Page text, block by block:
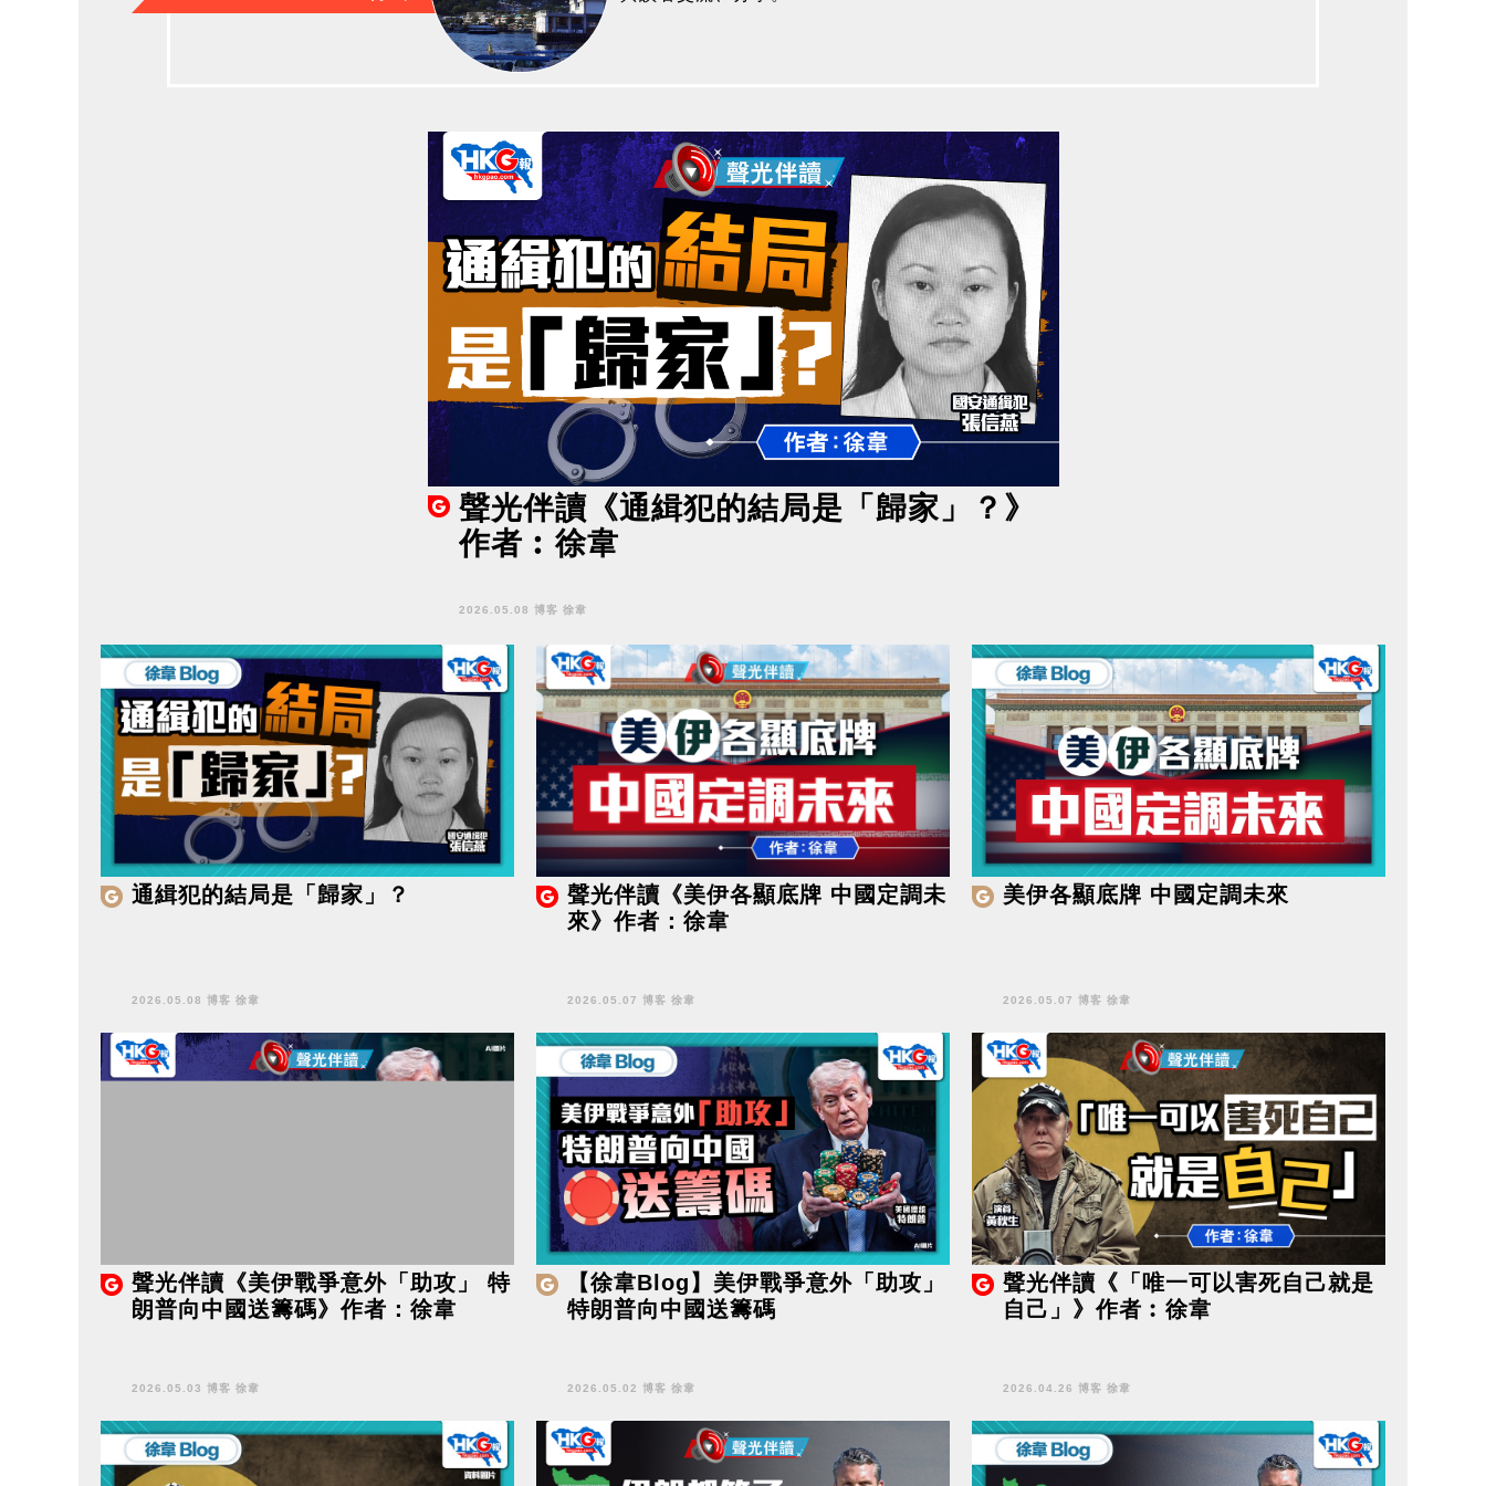
聲光伴讀《通緝犯的結局是「歸家」？》
作者︰徐韋
2026.05.08 博客 徐韋
通緝犯的結局是「歸家」？
2026.05.08 博客 徐韋
聲光伴讀《美伊各顯底牌 中國定調未
來》作者：徐韋
2026.05.07 博客 徐韋
美伊各顯底牌 中國定調未來
2026.05.07 博客 徐韋
聲光伴讀《美伊戰爭意外「助攻」 特
朗普向中國送籌碼》作者：徐韋
2026.05.03 博客 徐韋
【徐韋Blog】美伊戰爭意外「助攻」
特朗普向中國送籌碼
2026.05.02 博客 徐韋
聲光伴讀《「唯一可以害死自己就是
自己」》作者︰徐韋
2026.04.26 博客 徐韋